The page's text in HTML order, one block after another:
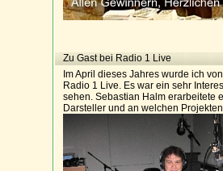
Zu Gast bei Radio 1 Live
Im April dieses Jahres wurde ich
Radio 1 Live. Es war ein sehr
sehen. Sebastian Halm erarbeitete
Darsteller und an welchen